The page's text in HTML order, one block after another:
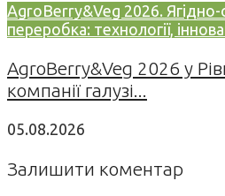
AgroBerry&Veg 2026. Ягідно-
переробка: технології,
AgroBerry&Veg 2026 у
компанії галузі...
05.08.2026
Залишити коментар